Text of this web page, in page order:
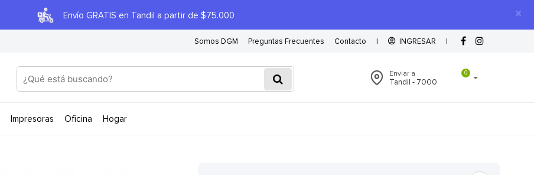
×
Envío GRATIS en Tandil a partir de $75.000
Somos DGM Preguntas Frecuentes Contacto | INGRESAR |
0
Enviar a
Tandil - 7000
impresoras oficina hogar